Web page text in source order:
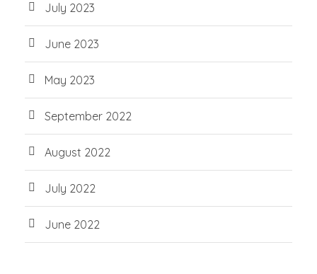
July 2023
June 2023
May 2023
September 2022
August 2022
July 2022
June 2022